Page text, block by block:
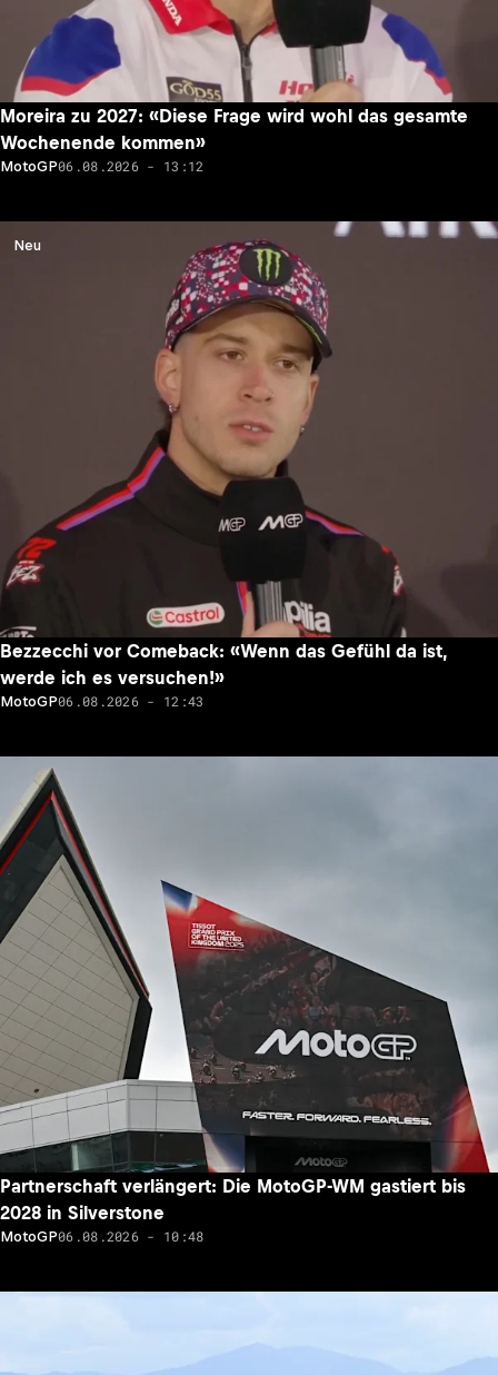
Moreira zu 2027: «Diese Frage wird wohl das gesamte
Wochenende kommen»
MotoGP06.08.2026 - 13:12
Neu
Bezzecchi vor Comeback: «Wenn das Gefühl da ist,
werde ich es versuchen!»
MotoGP06.08.2026 - 12:43
Partnerschaft verlängert: Die MotoGP-WM gastiert bis
2028 in Silverstone
MotoGP06.08.2026 - 10:48